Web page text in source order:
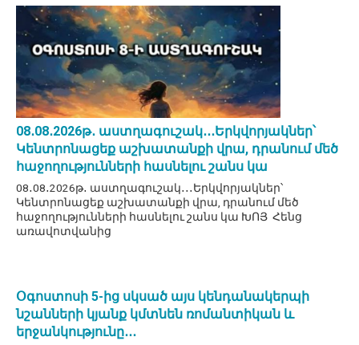
08․08․2026թ․ աստղագուշակ․․․Երկվորյակներ՝
Կենտրոնացեք աշխատանքի վրա, դրանում մեծ
հաջողությունների հասնելու շանս կա
08․08․2026թ․ աստղագուշակ․․․Երկվորյակներ՝
Կենտրոնացեք աշխատանքի վրա, դրանում մեծ
հաջողությունների հասնելու շանս կա ԽՈՅ Հենց
առավոտվանից
Օգոստոսի 5-ից սկսած այս կենդանակերպի
նշանների կյանք կմտնեն ռոմանտիկան և
երջանկությունը․․․